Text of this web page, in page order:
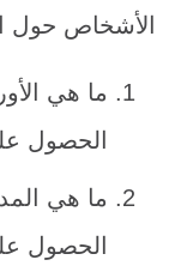
الأشخاص حول
ما هي
الحصول
ما هي
الحصول